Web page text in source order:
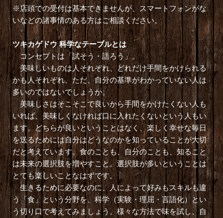
※店頭での受付は基本できませんが、スマートフォンがな
いなどの諸事情のある方はご相談ください。
ツキカゲドウ 科学なテーブルとは
コンセプトは「試そう・語ろう」。
美味しいものは人それぞれ、どれだけ手間をかけられる
かも人それぞれ、ただ、自分の基準がわかっていない人は
多いのではないでしょうか。
美味しさはそこそこで良いから手間をかけたくない人も
いれば、美味しくなければ口に入れたくないという人もい
ます。どちらが良いということはなく、楽しく幸せな毎日
を送るためには自分はどうなのかを知っていることが大切
だと考えています。食のことも、自分のことも、知ること
は未来の選択肢を増やすこと。選択肢が多いということは
とても楽しいことなはずです。
生きるために必要なのに、人によって好みもスキルも違
う「食」という分野を、科学（実験・理屈・言語化）とい
う切り口で考えてみましょう。様々な方法で味を試し、自